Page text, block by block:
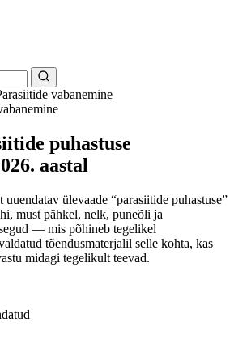
vabanemine
puhastuse
aastal
uuendatav ülevaade “parasiitide puhastuse”
must pähkel, nelk, puneõli ja
— mis põhineb tegelikel
tõendusmaterjalil selle kohta, kas
midagi tegelikult teevad.